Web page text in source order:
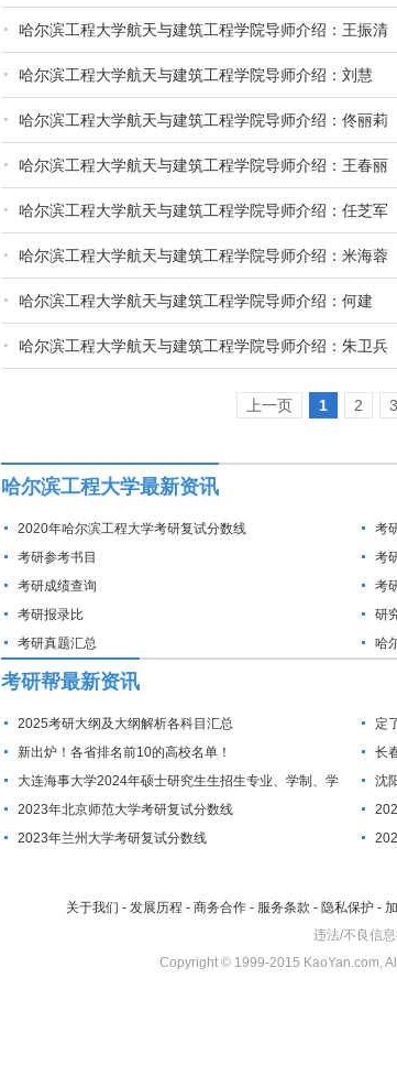
哈尔滨工程大学航天与建筑工程学院导师介绍：王振清
哈尔滨工程大学航天与建筑工程学院导师介绍：刘慧
哈尔滨工程大学航天与建筑工程学院导师介绍：佟丽莉
哈尔滨工程大学航天与建筑工程学院导师介绍：王春丽
哈尔滨工程大学航天与建筑工程学院导师介绍：任芝军
哈尔滨工程大学航天与建筑工程学院导师介绍：米海蓉
哈尔滨工程大学航天与建筑工程学院导师介绍：何建
哈尔滨工程大学航天与建筑工程学院导师介绍：朱卫兵
上一页 1 2 3
哈尔滨工程大学最新资讯
2020年哈尔滨工程大学考研复试分数线
考
考研参考书目
考
考研成绩查询
考
考研报录比
研
考研真题汇总
哈
考研帮最新资讯
2025考研大纲及大纲解析各科目汇总
定
新出炉！各省排名前10的高校名单！
长
大连海事大学2024年硕士研究生生招生专业、学制、学
费标准及拟招生人数
沈
2023年北京师范大学考研复试分数线
2023年兰州大学考研复试分数线
关于我们 - 发展历程 - 商务合作 - 服务条款 - 隐私保护 -
违法/不良信
Copyright © 1999-2015 KaoYan.com,